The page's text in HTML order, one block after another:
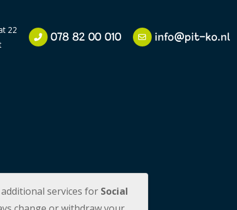
22
078 82 00 010 info@pit-ko.nl
services for Social